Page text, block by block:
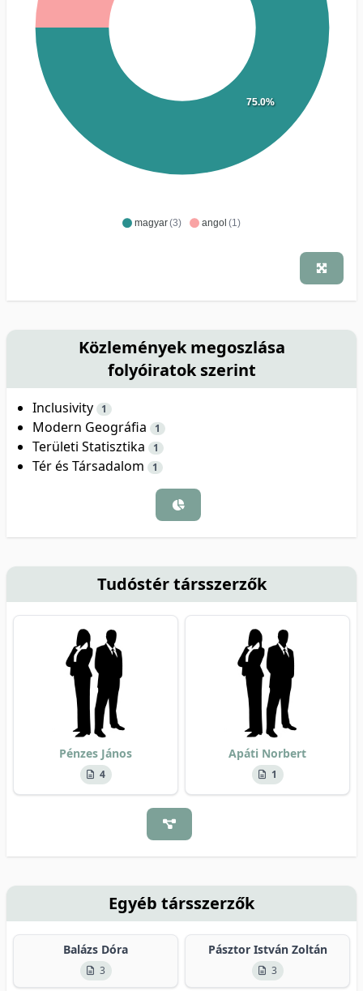
magyar(3) angol (1)
75.0%
Közlemények megoszlása
folyóiratok szerint
Inclusivity 1
Modern Geográfia 1
Területi Statisztika 1
Tér és Társadalom 1
Tudóstér társszerzők
Pénzes János
4
Apáti Norbert
1
Egyéb társszerzők
Balázs Dóra
3
Pásztor István Zoltán
3